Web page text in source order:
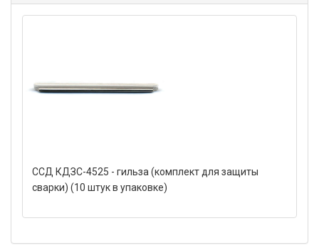
ССД КДЗС-4525 - гильза (комплект для защиты
сварки) (10 штук в упаковке)